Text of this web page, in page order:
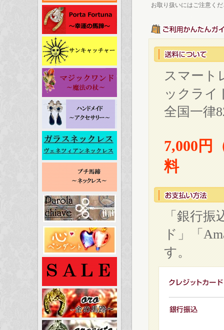
お取り扱いにはご注意く
スマート
ックライ
全国一律
7,000円
料
「銀行
ド」「
す。